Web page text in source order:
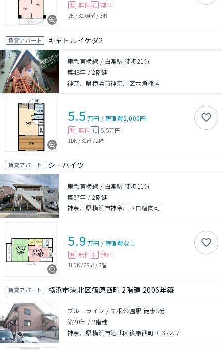
敷 無料 礼 無料
2K /30.04㎡ / 3階
賃貸アパート キャトルイケダ2
東急東横線 / 白楽駅 徒歩21分
築48年 /2階建
神奈川県横浜市神奈川区六角橋４
5.5 万円 /管理費2,000円
敷 無料 礼 5.5万円
1DK /30㎡/ 2階
賃貸アパート シーハイツ
東急東横線 / 白楽駅 徒歩11分
築37年 /2階建
神奈川県横浜市神奈川区白幡向町
5.9 万円 /管理費なし
敷 無料 礼 無料
1LDK/ 28㎡ / 2階
賃貸アパート 横浜市港北区篠原西町 2階建 2006年築
ブルーライン / 岸根公園駅 徒歩8分
築20年 /2階建
神奈川県横浜市港北区篠原西町１３-２７